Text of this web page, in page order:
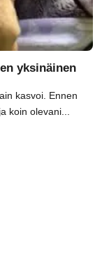
yksinäinen
kasvoi. Ennen
koin olevani...